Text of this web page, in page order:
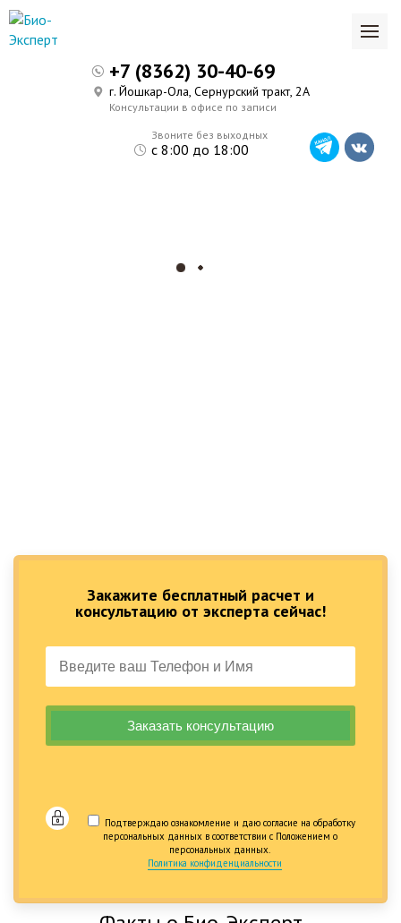
Закажите бесплатный расчет и
консультацию от эксперта сейчас!
Подтверждаю ознакомление и даю согласие на обработку
персональных данных в соответствии с Положением о
персональных данных.
Политика конфиденциальности
Звоните без выходных
с 8:00 до 18:00
+7 (8362) 30-40-69
г. Йошкар-Ола, Сернурский тракт, 2А
Консультации в офисе по записи